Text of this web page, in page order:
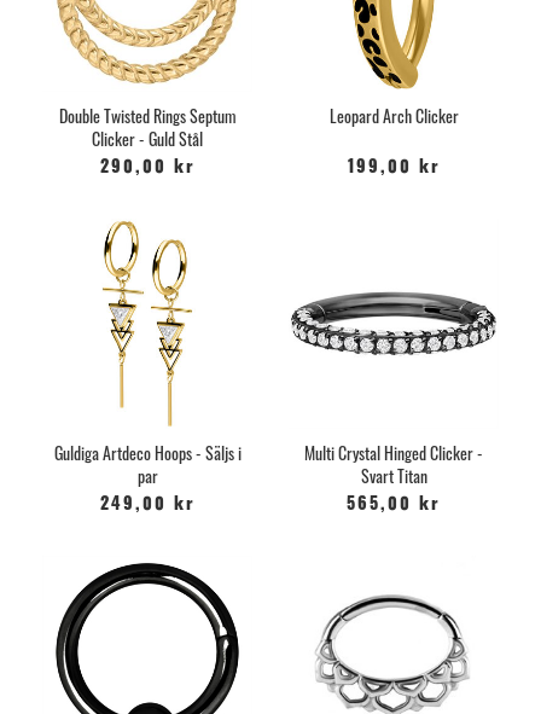
Double Twisted Rings Septum
Clicker - Guld Stål
290,00 kr
Leopard Arch Clicker
199,00 kr
Guldiga Artdeco Hoops - Säljs i
par
249,00 kr
Multi Crystal Hinged Clicker -
Svart Titan
565,00 kr